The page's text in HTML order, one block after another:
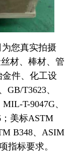
您真实拍摄
材、棒材、管
件、化工设
GB/T3623、
T-9047G、
美标ASTM
B348、ASIM
指标要求。